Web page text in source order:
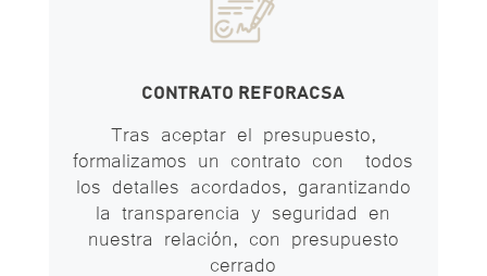
CONTRATO REFORACSA
Tras aceptar el presupuesto,
formalizamos un contrato con todos
los detalles acordados, garantizando
la transparencia y seguridad en
nuestra relación, con presupuesto
cerrado